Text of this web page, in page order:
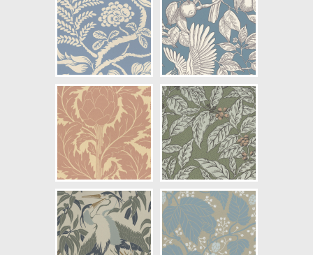
Cirkapris: 1850,00 kr
(Kontakta din färghandlare för
exakt pris.)